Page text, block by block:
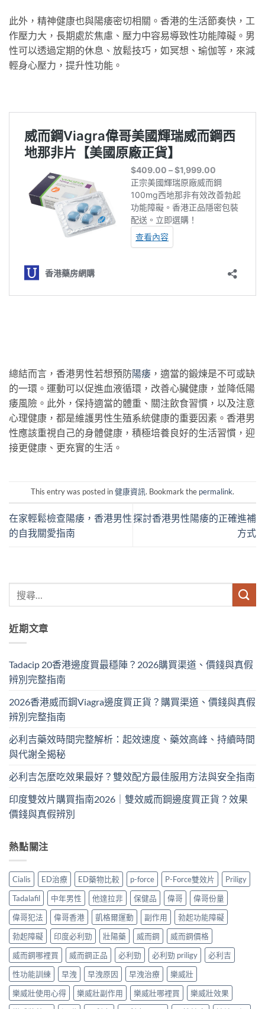
此外，精神健康也與陽痿密切相關。香港的生活節奏快，工
作壓力大，長期處於焦慮、壓力中容易導致性功能障礙。男
性可以透過定期的休息、放鬆技巧，如冥想、瑜伽等，來減
輕身心壓力，提升性功能。
總結而言，香港男性若想預防陽痿 ，適當的鍛煉是不可或缺
的一環。運動可以促進血液循環，改善心臟健康，並降低陽
痿風險。此外，保持適當的體重、關注飲食習慣，以及注意
心理健康，都是維護男性生殖系統健康的重要因素。香港男
性應該重視自己的身體健康，積極培養良好的生活習慣，迎
接更健康、更充實的生活。
This entry was posted in健康資訊. Bookmark the permalink.
在家輕鬆檢查陽痿，香港男性
的自我關愛指南
探討香港男性陽痿的正確進補
方式
近期文章
Tadacip 20香港邊度買最穩陣？2026購買渠道、價錢與真假
辨別完整指南
2026香港威而鋼Viagra邊度買正貨？購買渠道、價錢與真假
辨別完整指南
必利吉藥效時間完整解析：起效速度、藥效高峰、持續時間
與代謝全揭秘
必利吉怎麼吃效果最好？雙效配方最佳服用方法與安全指南
印度雙效片購買指南2026｜雙效威而鋼邊度買正貨？效果
價錢與真假辨別
熱點關注
Cialis ED治療 ED藥物比較 p-force P-Force雙效片
Priligy
Tadalafil
中年男性 他達拉非 保健品 偉哥
偉哥份量
偉哥犯法
偉哥香港 凱格爾運動 副作用
勃起功能障礙
勃起障礙
印度必利勁 壯陽藥 威而鋼
威而鋼價格
威而鋼哪裡買
威而鋼正品 必利勁 必利勁 priligy
必利吉
性功能訓練
早洩 早洩原因 早洩治療
樂威壯
樂威壯使用心得
樂威壯副作用 樂威壯哪裡買
樂威壯效果